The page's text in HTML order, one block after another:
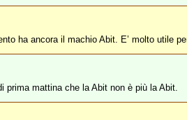
ha ancora il machio Abit. E’ molto utile
prima mattina che la Abit non è più la Abit.